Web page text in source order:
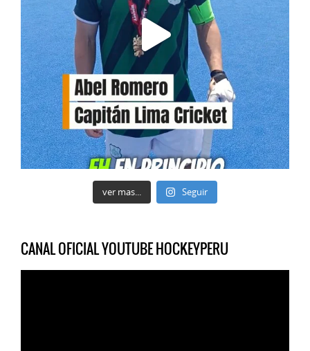
ver mas... Seguir
CANAL OFICIAL YOUTUBE HOCKEYPERU